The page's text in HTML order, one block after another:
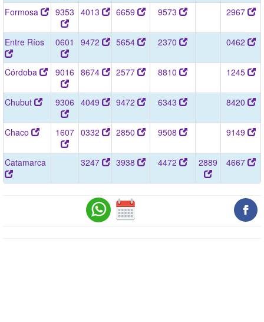
Formosa 9353 4013 6659 9573 2967
Entre Ríos 0601 9472 5654 2370 0462
Córdoba 9016 8674 2577 8810 1245
Chubut 9306 4049 9472 6343 8420
Chaco 1607 0332 2850 9508 9149
Catamarca 3247 3938 4472 2889 4667